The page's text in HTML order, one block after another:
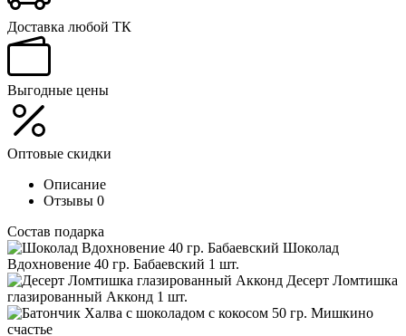
Доставка любой ТК
Выгодные цены
Оптовые скидки
Описание
Отзывы 0
Состав подарка
Шоколад
Вдохновение 40 гр. Бабаевский 1 шт.
Десерт Ломтишка
глазированный Акконд 1 шт.